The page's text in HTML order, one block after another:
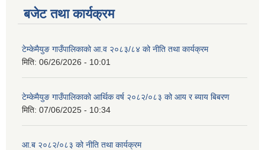
बजेट तथा कार्यक्रम
टेम्केमैयुङ गाउँपालिकाको आ.व २०८३/८४ को नीति तथा कार्यक्रम
मिति: 06/26/2026 - 10:01
टेम्केमैयुङ गाउँपालिकाको आर्थिक वर्ष २०८२/०८३ को आय र ब्याय बिबरण
मिति: 07/06/2025 - 10:34
आ.ब २०८२/०८३ को नीति तथा कार्यक्रम